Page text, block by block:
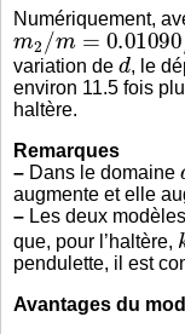
Numériquement,
m2/m=0.01090/
variation de
d
, le
environ 11.5 fois
haltère.
Remarques
– Dans le domaine
augmente et elle
– Les deux
que, pour l’haltère,
k
pendulette, il est
Avantages du